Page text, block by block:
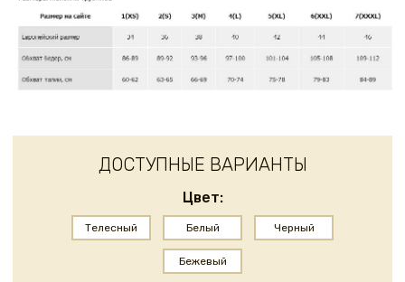
ДОСТУПНЫЕ ВАРИАНТЫ
Цвет:
Телесный Белый Черный
Бежевый